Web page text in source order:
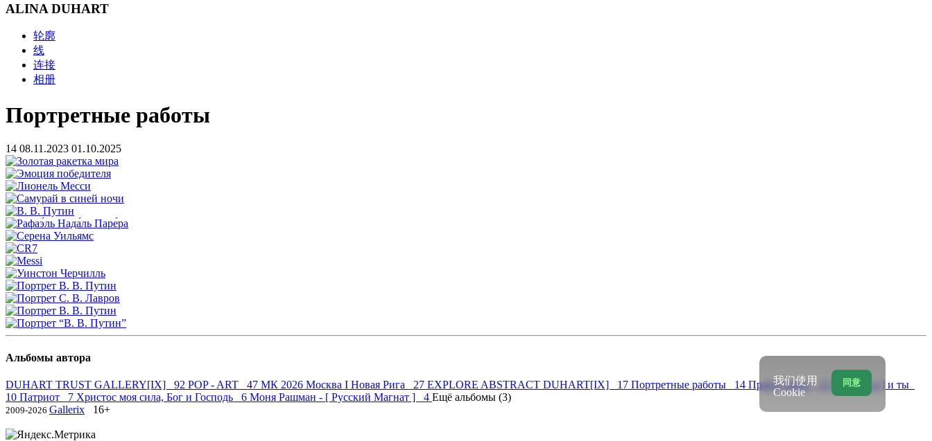
ALINA DUHART
轮廓
线
连接
相册
Портретные работы
14 08.11.2023 01.10.2025
Альбомы автора
DUHART TRUST GALLERY[IX] 92 POP - ART 47 МК 2026 Москва I Новая Рига 27 EXPLORE ABSTRACT DUHART[IX] 17 Портретные работы 14 Православие 12
Цвети [ ы ] и ты
10 Патриот 7 Христос моя сила, Бог и Господь 6 Моня Рашман - [ Русский Магнат ] 4 Ещё альбомы (3)
2009-2026 Gallerix 16+
同意
我们使用
Cookie